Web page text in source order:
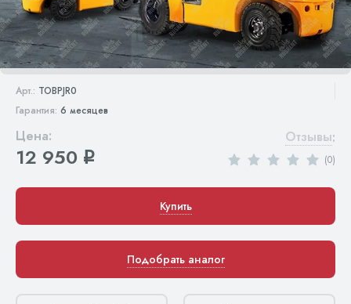
Арт.: TOBPJR0
Гарантия: 6 месяцев
Цена:
12 950 q
Отзывы:
(0)
Купить
Подобрать аналог